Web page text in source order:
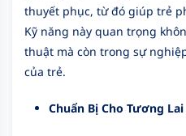
thuyết phục, từ đó giúp trẻ
Kỹ năng này quan trọng
thuật mà còn trong sự
của trẻ.
Chuẩn Bị Cho Tương Lai